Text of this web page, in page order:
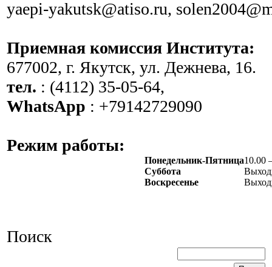
yaepi-yakutsk@atiso.ru,
Приемная комиссия Института:
677002, г. Якутск, ул. Дежнева, 16.
тел. : (4112) 35-05-64,
WhatsApp : +79142729090
Режим работы:
Понедельник-Пятница10.00
Суббота
Воскресенье
Поиск